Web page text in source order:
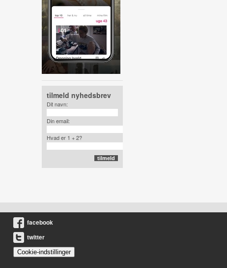
tilmeld nyhedsbrev
Dit navn:
Din email:
Hvad er 1 + 2?
facebook
twitter
Cookie-indstillinger